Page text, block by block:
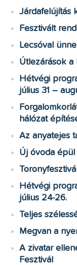
Járdafelújítás
Fesztivált
Lecsóval
Útlezárások a
Hétvégi
július 31 –
hálózat
Az anyatejes
Új óvoda épül
Hétvégi
július 24-26.
Teljes
Megvan a
A zivatar
Fesztivál